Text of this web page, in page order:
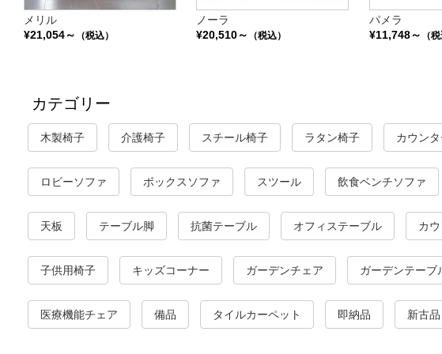
メリル
¥21,054～
（税込）
ノーラ
¥20,510～
（税込）
パメラ
¥11,748～
（税
カテゴリー
木製椅子 介護椅子 スチール椅子 ラタン椅子 カウン
ロビーソファ ボックスソファ スツール 飲食ベンチソファ
天板 テーブル脚 抗菌テーブル オフィステーブル カ
子供用椅子 キッズコーナー ガーデンチェア ガーデンテーブ
医療機能チェア 備品 タイルカーペット 即納品 新古品